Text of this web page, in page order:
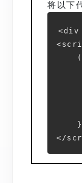
将以下
<div
</